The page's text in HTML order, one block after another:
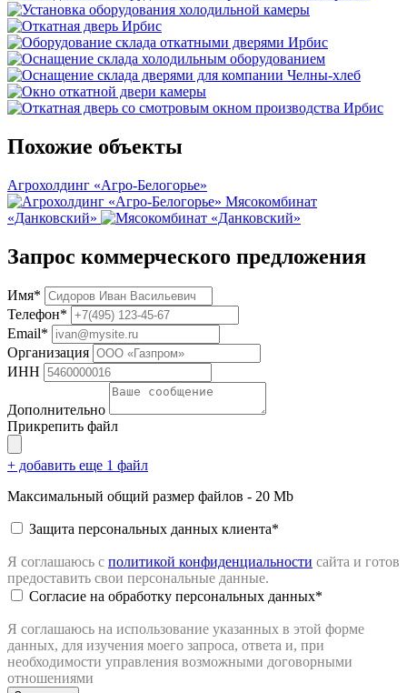
Похожие объекты
Агрохолдинг «Агро-Белогорье»
Мясокомбинат
«Данковский»
Запрос коммерческого предложения
Имя*
Телефон*
Email*
Организация
ИНН
Дополнительно
Прикрепить файл
+ добавить еще 1 файл
Максимальный общий размер файлов - 20 Mb
Защита персональных данных клиента*
Я соглашаюсь с политикой конфиденциальности сайта и готов
предоставить свои персональные данные.
Согласие на обработку персональных данных*
Я соглашаюсь на использование указанных в этой форме
данных, для изучения моего запроса, ответа и, при
необходимости управления возможными договорными
отношениями